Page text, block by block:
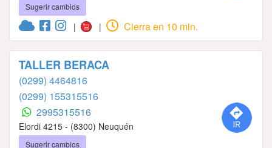
Sugerir cambios
| | Cierra en 10 min.
TALLER BERACA
(0299) 4464816
(0299) 155315516
2995315516
Elordi 4215 - (8300) Neuquén
Sugerir cambios